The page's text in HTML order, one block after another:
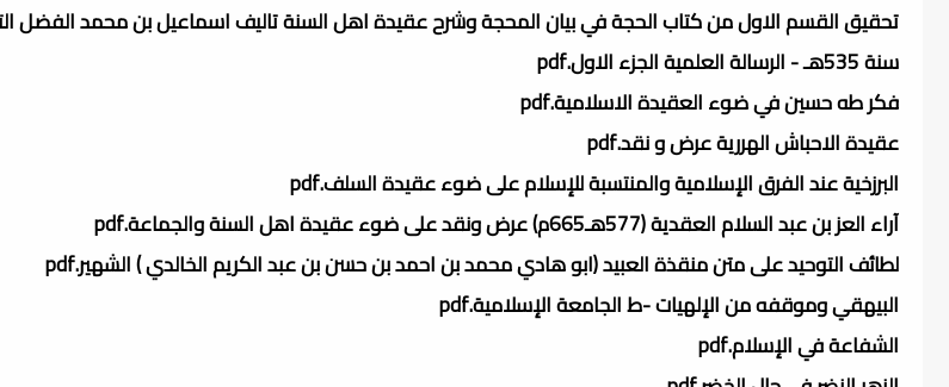
تحقيق القسم الاول من كتاب الحجة في بيان المحجة وشرح عقيدة اهل السنة تاليف اسماعيل بن محمد الفضل
سنة 535هـ - الرسالة العلمية الجزء الاول.pdf
فكر طه حسين في ضوء العقيدة الاسلامية.pdf
عقيدة الاحباش الهررية عرض و نقد.pdf
البرزخية عند الفرق الإسلامية والمنتسبة للإسلام على ضوء عقيدة السلف.pdf
آراء العز بن عبد السلام العقدية (577هـ665م) عرض ونقد على ضوء عقيدة اهل السنة والجماعة.pdf
لطائف التوحيد على متن منقذة العبيد (ابو هادي محمد بن احمد بن حسن بن عبد الكريم الخالدي ) الشهير.pdf
البيهقي وموقفه من الإلهيات -ط الجامعة الإسلامية.pdf
الشفاعة في الإسلام.pdf